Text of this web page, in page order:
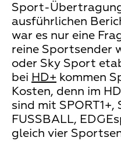
Sport-
ausführlichen
war es nur eine
reine Sportsender
oder Sky Sport
bei HD+ kommen
Kosten, denn im
sind mit SPORT1+,
FUSSBALL,
gleich vier